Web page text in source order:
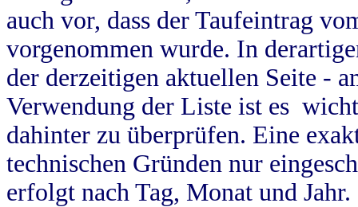
auch vor, dass der Taufeintrag
vorgenommen wurde. In
der derzeitigen aktuellen Seite -
Verwendung der Liste ist es
dahinter zu überprüfen. Eine
technischen Gründen nur
erfolgt nach Tag, Monat und Jahr.